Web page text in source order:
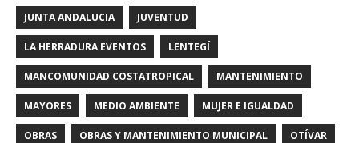
JUNTA ANDALUCIA JUVENTUD
LA HERRADURA EVENTOS LENTEGÍ
MANCOMUNIDAD COSTATROPICAL MANTENIMIENTO
MAYORES MEDIO AMBIENTE MUJER E IGUALDAD
OBRAS OBRAS Y MANTENIMIENTO MUNICIPAL OTÍVAR